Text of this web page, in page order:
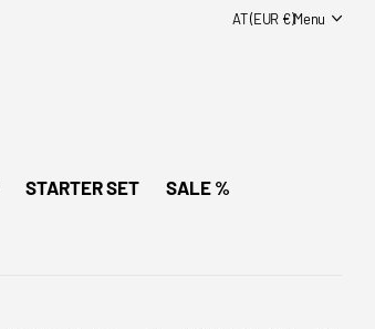
AT (EUR €)Menu
STARTER SET SALE %